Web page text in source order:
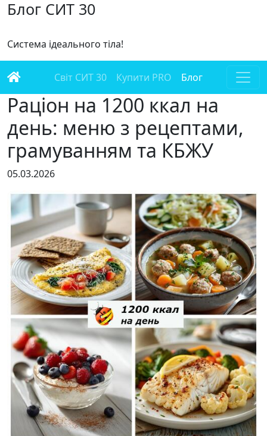
Блог СИТ 30
Система ідеального тіла!
Світ СИТ 30 Купити PRO Блог
Раціон на 1200 ккал на
день: меню з рецептами,
грамуванням та КБЖУ
05.03.2026